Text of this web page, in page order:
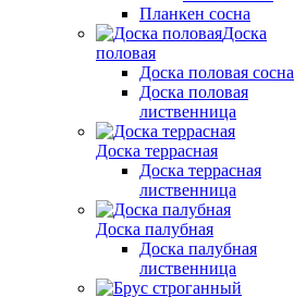
Планкен сосна
Доска
половая
Доска половая сосна
Доска половая
лиственница
Доска террасная
Доска террасная
лиственница
Доска палубная
Доска палубная
лиственница